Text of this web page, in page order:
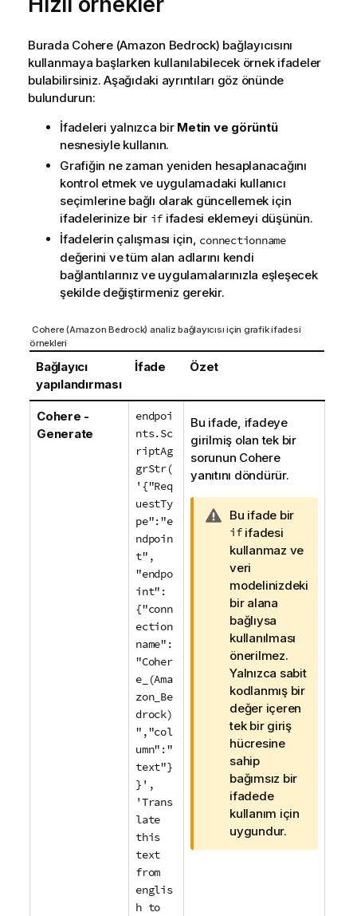
Burada Cohere (Amazon Bedrock) bağlayıcısını
kullanmaya başlarken kullanılabilecek örnek ifadeler
bulabilirsiniz. Aşağıdaki ayrıntıları göz önünde
bulundurun:
İfadeleri yalnızca bir Metin ve görüntü
nesnesiyle kullanın.
Grafiğin ne zaman yeniden hesaplanacağını
kontrol etmek ve uygulamadaki kullanıcı
seçimlerine bağlı olarak güncellemek için
ifadelerinize bir if ifadesi eklemeyi düşünün.
İfadelerin çalışması için, connectionname
değerini ve tüm alan adlarını kendi
bağlantılarınız ve uygulamalarınızla eşleşecek
şekilde değiştirmeniz gerekir.
Cohere (Amazon Bedrock) analiz bağlayıcısı için grafik ifadesi
örnekleri
Bağlayıcı
yapılandırması
İfade Özet
Cohere -
Generate
endpoi
nts.Sc
riptAg
grStr(
'{"Req
uestTy
pe":"e
ndpoin
t",
"endpo
int":
{"conn
ection
name":
"Coher
e_(Ama
zon_Be
drock)
","col
umn":"
text"}
}',
'Trans
late
this
text
from
englis
h to
Bu ifade, ifadeye
girilmiş olan tek bir
sorunun Cohere
yanıtını döndürür.
U
y
a
r
ı
n
o
t
u
Bu ifade bir
ififadesi
kullanmaz ve
veri
modelinizdeki
bir alana
bağlıysa
kullanılması
önerilmez.
Yalnızca sabit
kodlanmış bir
değer içeren
tek bir giriş
hücresine
sahip
bağımsız bir
ifadede
kullanım için
uygundur.